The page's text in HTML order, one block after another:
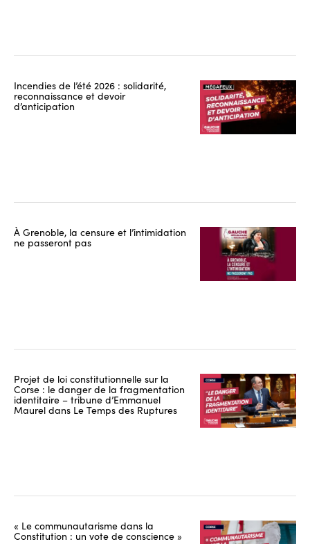
Incendies de l’été 2026 : solidarité,
reconnaissance et devoir
d’anticipation
À Grenoble, la censure et l’intimidation
ne passeront pas
Projet de loi constitutionnelle sur la
Corse : le danger de la fragmentation
identitaire – tribune d’Emmanuel
Maurel dans Le Temps des Ruptures
« Le communautarisme dans la
Constitution : un vote de conscience »